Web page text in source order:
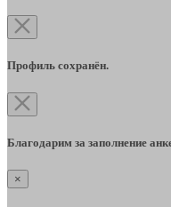
Профиль сохранён.
Благодарим за заполнение
×